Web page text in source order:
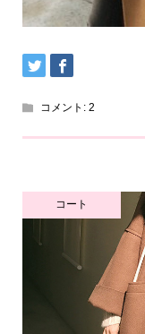
コメント: 2
コート